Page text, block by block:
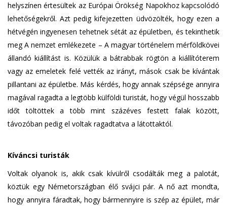
helyszínen értesültek az Európai Örökség Napokhoz kapcsolódó
lehetőségekről. Azt pedig kifejezetten üdvözölték, hogy ezen a
hétvégén ingyenesen tehetnek sétát az épületben, és tekinthetik
meg A nemzet emlékezete – A magyar történelem mérföldkövei
állandó kiállítást is. Közülük a bátrabbak rögtön a kiállítóterem
vagy az emeletek felé vették az irányt, mások csak be kívántak
pillantani az épületbe. Más kérdés, hogy annak szépsége annyira
magával ragadta a legtöbb külföldi turistát, hogy végül hosszabb
időt töltöttek a több mint százéves festett falak között,
távozóban pedig el voltak ragadtatva a látottaktól.
Kíváncsi turisták
Voltak olyanok is, akik csak kívülről csodálták meg a palotát,
köztük egy Németországban élő svájci pár. A nő azt mondta,
hogy annyira fáradtak, hogy bármennyire is szép az épület, már